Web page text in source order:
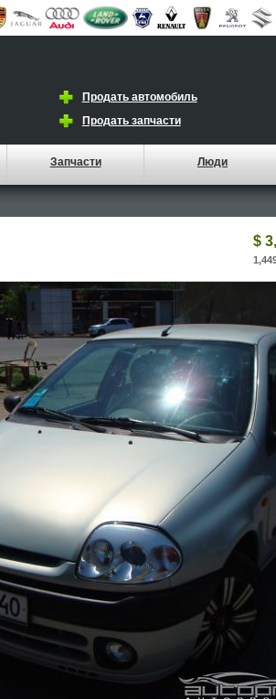
Продать автомобиль
Продать запчасти
Запчасти Люди
$